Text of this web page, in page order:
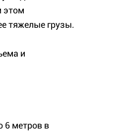
этом
тяжелые грузы.
и
6 метров в